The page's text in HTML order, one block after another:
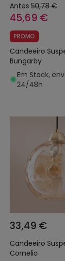
Antes 50,78 €
45,69 €
PROMO
Candeeiro
Bungarby
Em Stock,
24/48h
33,49 €
Candeeiro
Cornelio